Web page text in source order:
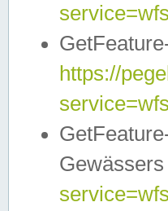
https://
Gewässers